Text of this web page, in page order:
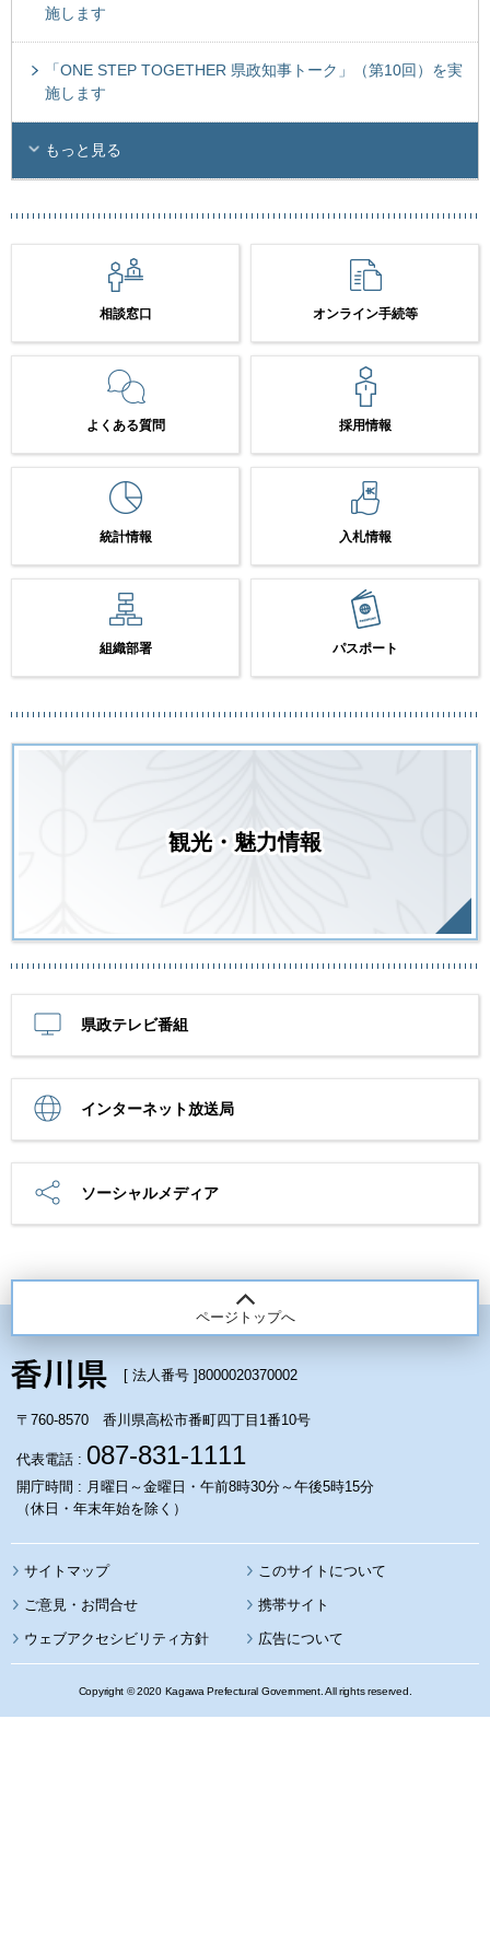
施します
「ONE STEP TOGETHER 県政知事トーク」（第10回）を実
施します
もっと見る
相談窓口 オンライン手続等
よくある質問 採用情報
統計情報 入札情報
組織部署 パスポート
観光・魅力情報
県政テレビ番組
インターネット放送局
ソーシャルメディア
ページトップへ
[ 法人番号 ]8000020370002
〒760-8570 香川県高松市番町四丁目1番10号
代表電話 : 087-831-1111
開庁時間 : 月曜日～金曜日・午前8時30分～午後5時15分
（休日・年末年始を除く）
サイトマップ このサイトについて
携帯サイト
ウェブアクセシビリティ方針 広告について
Copyright © 2020 Kagawa Prefectural Government. All rights reserved.